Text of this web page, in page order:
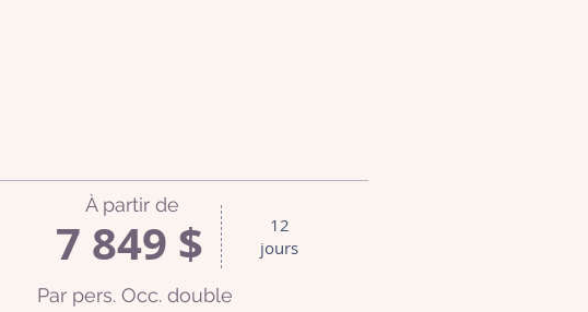
7 849 $
12
jours
À partir de
Par pers. Occ. double